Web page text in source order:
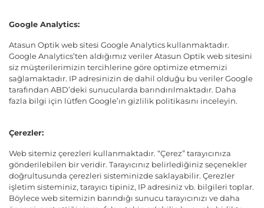
Google Analytics:
Atasun Optik web sitesi Google Analytics kullanmaktadır.
Google Analytics’ten aldığımız veriler Atasun Optik web sitesini
siz müşterilerimizin tercihlerine göre optimize etmemizi
sağlamaktadır. IP adresinizin de dahil olduğu bu veriler Google
tarafından ABD’deki sunucularda barındırılmaktadır. Daha
fazla bilgi için lütfen Google’ın gizlilik politikasını inceleyin.
Çerezler:
Web sitemiz çerezleri kullanmaktadır. “Çerez” tarayıcınıza
gönderilebilen bir veridir. Tarayıcınız belirlediğiniz seçenekler
doğrultusunda çerezleri sisteminizde saklayabilir. Çerezler
işletim sisteminiz, tarayıcı tipiniz, IP adresiniz vb. bilgileri toplar.
Böylece web sitemizin barındığı sunucu tarayıcınızı ve daha